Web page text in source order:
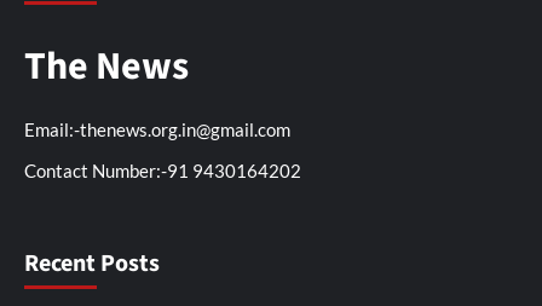
The News
Email:-thenews.org.in@gmail.com
Contact Number:-91 9430164202
Recent Posts